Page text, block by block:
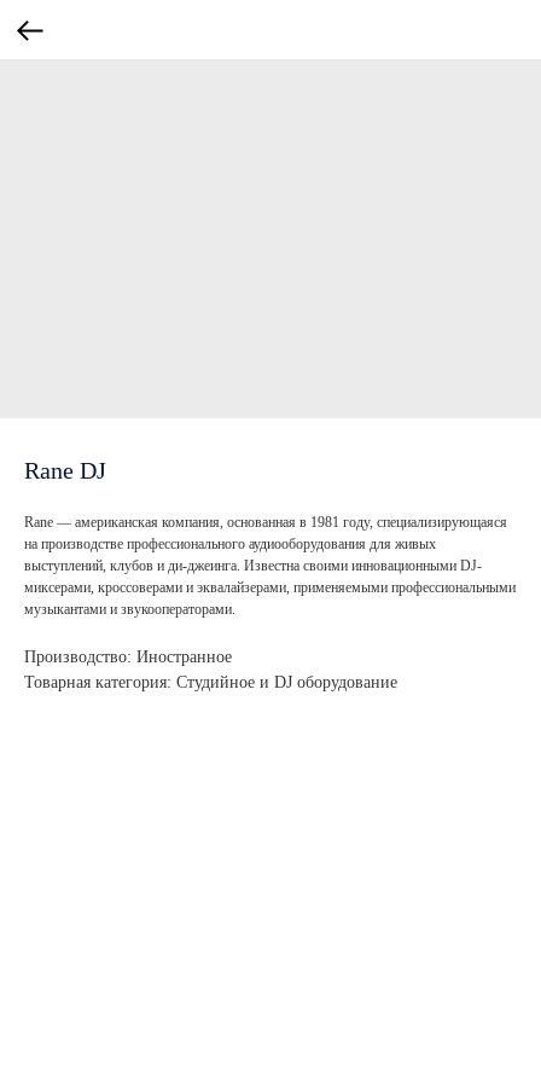
Rane DJ
Rane — американская компания, основанная в 1981 году, специализирующаяся
на производстве профессионального аудиооборудования для живых
выступлений, клубов и ди-джеинга. Известна своими инновационными DJ-
миксерами, кроссоверами и эквалайзерами, применяемыми профессиональными
музыкантами и звукооператорами.
Производство: Иностранное
Товарная категория: Студийное и DJ оборудование